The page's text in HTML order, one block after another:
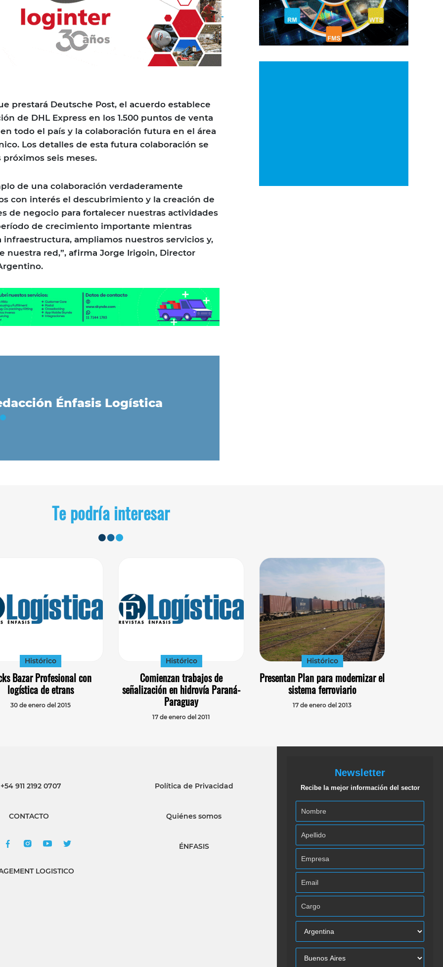
prestará Deutsche Post, el acuerdo establece
de DHL Express en los 1.500 puntos de venta
todo el país y la colaboración futura en el área
Los detalles de esta futura colaboración se
seis meses.
de una colaboración verdaderamente
con interés el descubrimiento y la creación de
de negocio para fortalecer nuestras actividades
de crecimiento importante mientras
infraestructura, ampliamos nuestros servicios y,
nuestra red,”, afirma Jorge Irigoin, Director
Énfasis Logística
Te podría interesar
Histórico
Bazar Profesional con
logística de etrans
30 de enero del 2015
Histórico
Comienzan trabajos de
señalización en hidrovía Paraná-
Paraguay
17 de enero del 2011
Histórico
Presentan Plan para modernizar el
sistema ferroviario
17 de enero del 2013
911 2192 0707
CONTACTO
LOGISTICO
Política de Privacidad
Quiénes somos
ÉNFASIS
Newsletter
Recibe la mejor información del sector